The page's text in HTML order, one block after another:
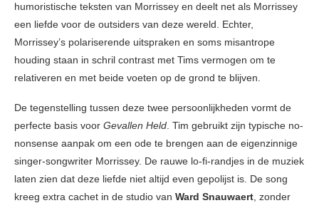
humoristische teksten van Morrissey en deelt net als Morrissey
een liefde voor de outsiders van deze wereld. Echter,
Morrissey’s polariserende uitspraken en soms misantrope
houding staan in schril contrast met Tims vermogen om te
relativeren en met beide voeten op de grond te blijven.
De tegenstelling tussen deze twee persoonlijkheden vormt de
perfecte basis voor Gevallen Held. Tim gebruikt zijn typische no-
nonsense aanpak om een ode te brengen aan de eigenzinnige
singer-songwriter Morrissey. De rauwe lo-fi-randjes in de muziek
laten zien dat deze liefde niet altijd even gepolijst is. De song
kreeg extra cachet in de studio van Ward Snauwaert, zonder